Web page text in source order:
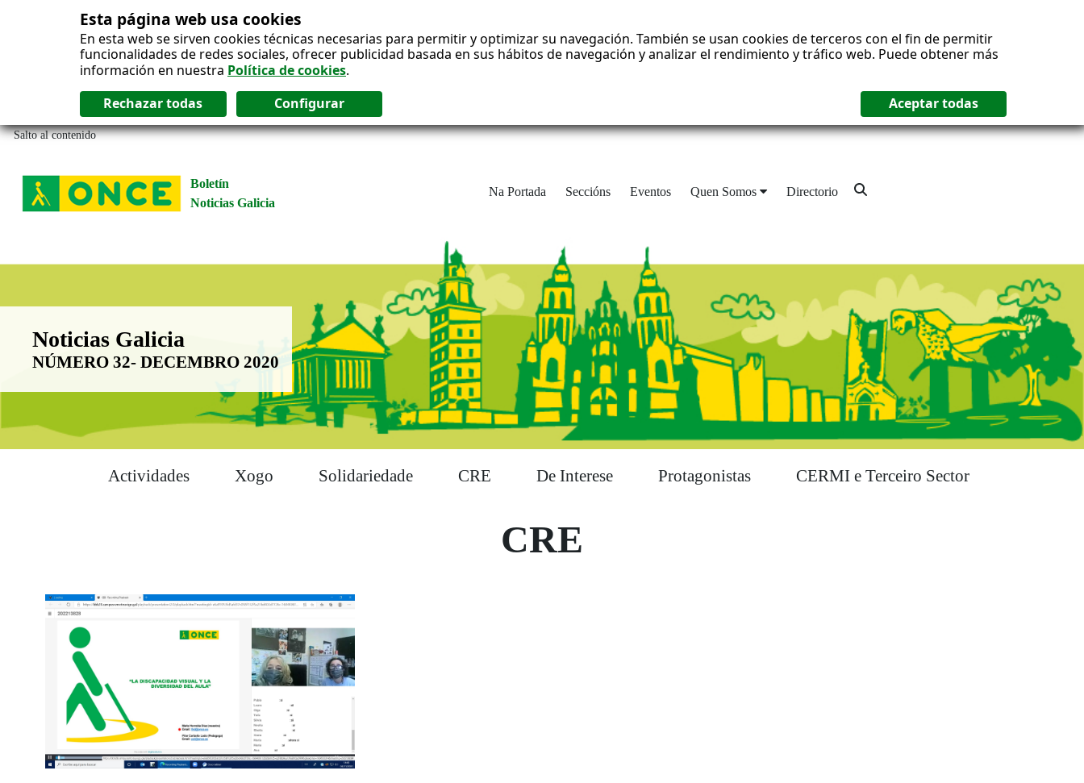
Esta página web usa cookies
En esta web se sirven cookies técnicas necesarias para permitir y optimizar su navegación. También se usan cookies de terceros con el fin de permitir
funcionalidades de redes sociales, ofrecer publicidad basada en sus hábitos de navegación y analizar el rendimiento y tráfico web. Puede obtener más
información en nuestra Política de cookies.
Salto al contenido
Boletín
Noticias Galicia
Na Portada Seccións Eventos Quen Somos Directorio
Boletín Noticias Galicia
Noticias Galicia
NÚMERO 32- DECEMBRO 2020
Actividades Xogo Solidariedade CRE De Interese Protagonistas CERMI e Terceiro Sector
CRE